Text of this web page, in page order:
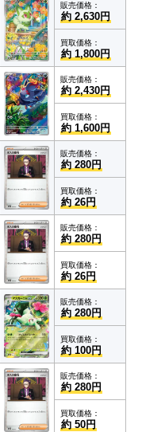
販売価格：
約 2,630円
買取価格：
約 1,800円
販売価格：
約 2,430円
買取価格：
約 1,600円
販売価格：
約 280円
買取価格：
約 26円
販売価格：
約 280円
買取価格：
約 26円
販売価格：
約 280円
買取価格：
約 100円
販売価格：
約 280円
買取価格：
約 50円